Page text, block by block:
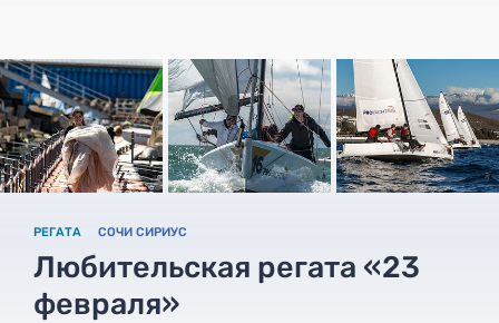
РЕГАТА СОЧИ СИРИУС
Любительская регата «23
февраля»